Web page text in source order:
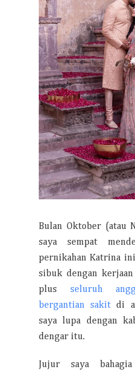
Bulan Oktober (atau
saya sempat
pernikahan Katrina
sibuk dengan
plus seluruh
bergantian sakitdi
saya lupa dengan
dengar itu.
Jujur saya